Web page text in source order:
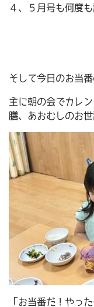
４、５月号も何度
そして今日のお当番
主に朝の会でカレ
膳、あおむしのお
「お当番だ！やっ